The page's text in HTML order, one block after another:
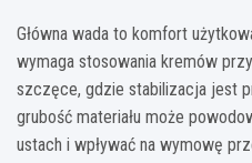
Główna wada to komfort
wymaga stosowania kremów
szczęce, gdzie stabilizacja jest
grubość materiału może
ustach i wpływać na wymowę